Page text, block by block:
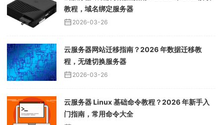
教程，域名绑定服务器
2026-03-26
云服务器网站迁移指南？2026 年数据迁移教
程，无缝切换服务器
2026-03-26
云服务器 Linux 基础命令教程？2026 年新手入
门指南，常用命令大全